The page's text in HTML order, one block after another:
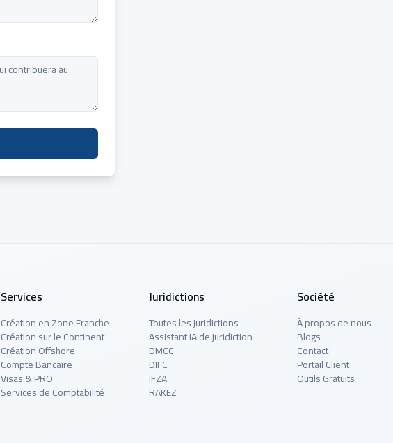
Services
Création en Zone Franche
Création sur le Continent
Création Offshore
Compte Bancaire
Visas & PRO
Services de Comptabilité
Juridictions
Toutes les juridictions
Assistant IA de juridiction
DMCC
DIFC
IFZA
RAKEZ
Société
À propos de nous
Blogs
Contact
Portail Client
Outils Gratuits